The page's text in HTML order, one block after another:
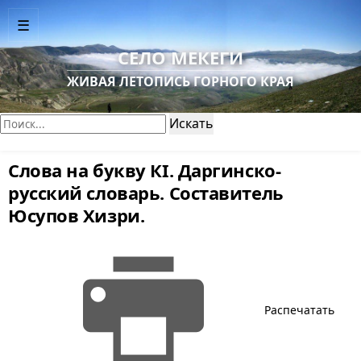
СЕЛО МЕКЕГИ
ЖИВАЯ ЛЕТОПИСЬ ГОРНОГО КРАЯ
Поиск: Искать
☰
Слова на букву КI. Даргинско-
русский словарь. Составитель
Юсупов Хизри.
Распечатать